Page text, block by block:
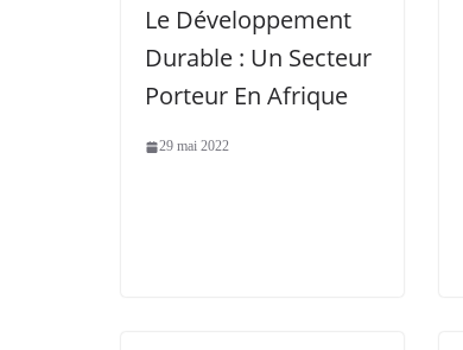
Le Développement
Durable : Un Secteur
Porteur En Afrique
29 mai 2022